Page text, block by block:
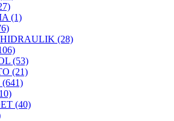
(1)
(28)
(53)
(21)
(641)
(40)